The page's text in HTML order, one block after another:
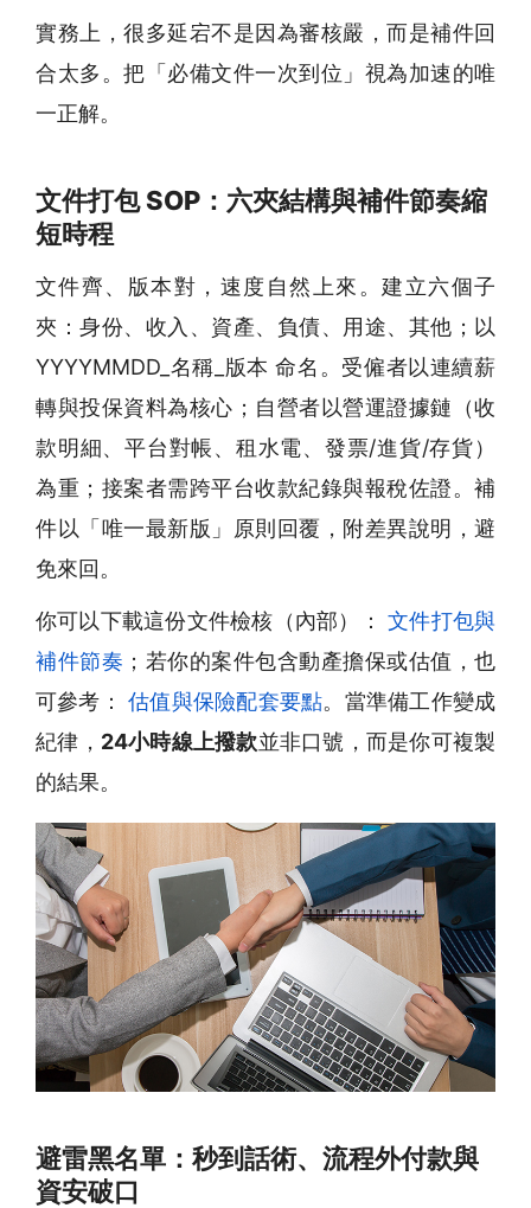
實務上，很多延宕不是因為審核嚴，而是補件回
合太多。把「必備文件一次到位」視為加速的唯
一正解。
文件打包 SOP：六夾結構與補件節奏縮
短時程
文件齊、版本對，速度自然上來。建立六個子
夾：身份、收入、資產、負債、用途、其他；以
YYYYMMDD_名稱_版本 命名。受僱者以連續薪
轉與投保資料為核心；自營者以營運證據鏈（收
款明細、平台對帳、租水電、發票/進貨/存貨）
為重；接案者需跨平台收款紀錄與報稅佐證。補
件以「唯一最新版」原則回覆，附差異說明，避
免來回。
你可以下載這份文件檢核（內部）：
文件打包與
補件節奏 ；若你的案件包含動產擔保或估值，也
可參考：
估值與保險配套要點。當準備工作變成
紀律， 24小時線上撥款並非口號，而是你可複製
的結果。
避雷黑名單：秒到話術、流程外付款與
資安破口